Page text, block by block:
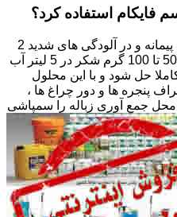
فایکام استفاده کرد؟
مگس : در آلودگی های ضعیف یک پیمانه و در آلودگی های شدید 2
پیمانه 15 گرمی فایکم را همراه با 50 تا 100 گرم شکر در 5 لیتر آب
حل شود و با این محلول
پنجره ها و دور چراغ ها ،
محل جمع آوری زباله را سمپاشی